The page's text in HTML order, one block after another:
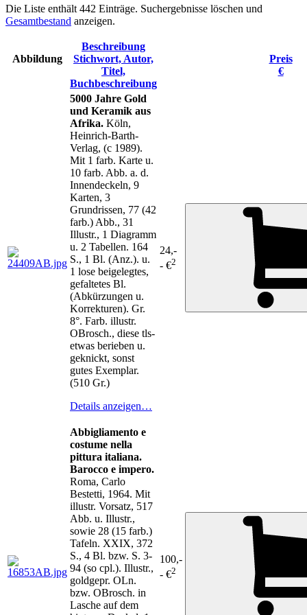
Die Liste enthält 442 Einträge. Suchergebnisse löschen und
Gesamtbestand anzeigen.
Abbildung
Beschreibung
Stichwort, Autor,
Titel,
Buchbeschreibung
Preis
€
5000 Jahre Gold
und Keramik aus
Afrika. Köln,
Heinrich-Barth-
Verlag, (c 1989).
Mit 1 farb. Karte u.
10 farb. Abb. a. d.
Innendeckeln, 9
Karten, 3
Grundrissen, 77 (42
farb.) Abb., 31
Illustr., 1 Diagramm
u. 2 Tabellen. 164
S., 1 Bl. (Anz.). u.
1 lose beigelegtes,
gefaltetes Bl.
(Abkürzungen u.
Korrekturen). Gr.
8°. Farb. illustr.
OBrosch., diese tls-
etwas berieben u.
geknickt, sonst
gutes Exemplar.
(510 Gr.)
Details anzeigen…
24,-
- €2
Abbigliamento e
costume nella
pittura italiana.
Barocco e impero.
Roma, Carlo
Bestetti, 1964. Mit
illustr. Vorsatz, 517
Abb. u. Illustr.,
sowie 28 (15 farb.)
Tafeln. XXIX, 372
S., 4 Bl. bzw. S. 3-
94 (so cpl.). Illustr.,
goldgepr. OLn.
bzw. OBrosch. in
Lasche auf dem
100,-
- €2